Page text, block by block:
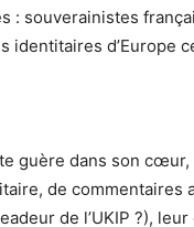
: souverainistes
identitaires
guère dans son
de
de l’UKIP ?),